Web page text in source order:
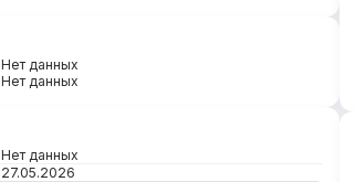
Нет данных
Нет данных
Нет данных
27.05.2026